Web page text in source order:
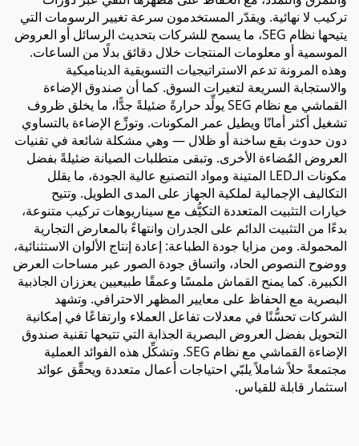
تركيب لا نهائية. ويقدّر المستخدمون سرعة تغيير الرسومات التي
يتيحها نظام SEG، ما يسمح للشركات بتحديث الرسائل أو العروض
الموسمية أو معلومات المنتجات خلال دقائق بدلًا من الساعات.
وهذه المرونة تدعم الاستراتيجيات التسويقية الديناميكية
والاستجابة السريعة لتغيرات السوق. كما أن صندوق الإضاءة
القماشي مع نظام SEG يولِّد حرارةً ضئيلةً جدًّا، ما يخلق ظروف
تشغيل أكثر أمانًا ويطيل عمر المكونات. وتوزِّع الإضاءة بالتساوي
دون حدوث بقع ساخنة أو ظلال — وهي مشكلة شائعة في تقنيات
العروض المُضاءة الأخرى. وتبقى متطلبات الصيانة ضئيلةً بفضل
مكونات الـLED المتينة ومواد التصنيع عالية الجودة، ما يقلل
التكاليف الإجمالية لملكية الجهاز على المدى الطويل. وتتيح
خيارات التثبيت المتعددة التكيُّف مع سيناريوهات تركيب متنوعة،
بدءًا من التثبيت الدائم على الجدران وانتهاءً بالمعارض التجارية
المحمولة. ومن مزايا جودة الطباعة: إعادة إنتاج الألوان الاستثنائية،
ووضوح النصوص الحاد، واتساق جودة الصور عبر مساحات العرض
الكبيرة. كما يمنح القماش ملمسًا وعمقًا طبيعيين يعززان الجاذبية
البصرية مع الحفاظ على معايير المظهر الاحترافي. وتشهد
الشركات تحسُّنًا في معدلات تفاعل العملاء وارتفاعًا في إمكانية
التحويل بفضل العروض البصرية الجذابة التي تتيحها تقنية صندوق
الإضاءة القماشي مع نظام SEG. وتشكِّل هذه الفوائد العملية
مجتمعةً حلاً شاملاً يلبّي احتياجات أعمال متعددة ويحقِّق عوائد
استثمار قابلة للقياس.